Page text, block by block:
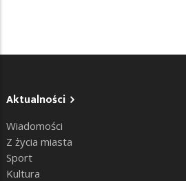
Aktualności
Wiadomości
Z życia miasta
Sport
Kultura